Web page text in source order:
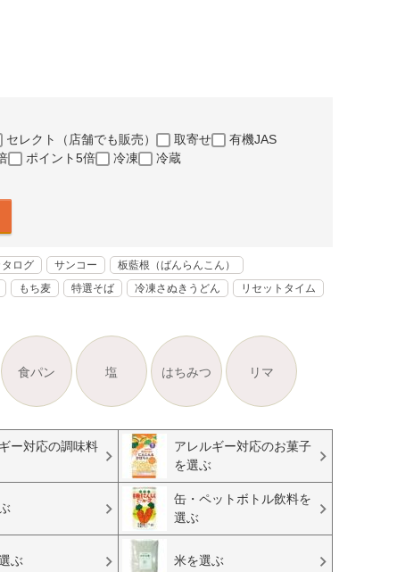
セレクト（店舗でも販売） 取寄せ
有機JAS
ポイント5倍 冷凍 冷蔵
ログ サンコー
板藍根（ばんらんこん）
もち麦 特選そば 冷凍さぬきうどん
リセットタイム
食パン 塩 はちみつ リマ
ー対応の調味料
アレルギー対応のお菓子
を選ぶ
缶・ペットボトル飲料を
選ぶ
ぶ 米を選ぶ